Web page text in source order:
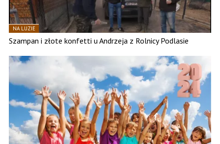
NA LUZIE
Szampan i złote konfetti u Andrzeja z Rolnicy Podlasie